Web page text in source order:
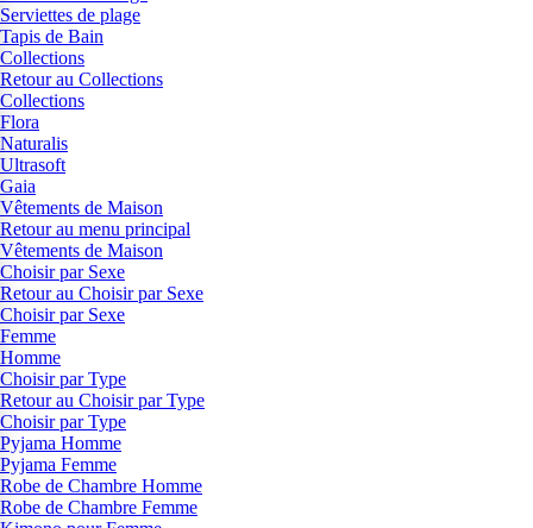
Serviettes de plage
Tapis de Bain
Collections
Retour au Collections
Collections
Flora
Naturalis
Ultrasoft
Gaia
Vêtements de Maison
Retour au menu principal
Vêtements de Maison
Choisir par Sexe
Retour au Choisir par Sexe
Choisir par Sexe
Femme
Homme
Choisir par Type
Retour au Choisir par Type
Choisir par Type
Pyjama Homme
Pyjama Femme
Robe de Chambre Homme
Robe de Chambre Femme